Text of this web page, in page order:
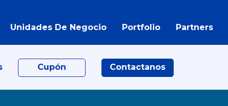
Unidades De Negocio Portfolio Partners
Cupón Contactanos